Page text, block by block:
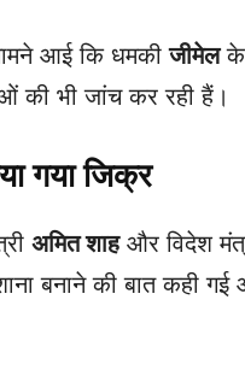
आई कि धमकीजीमेलके
की भी जांच कर रही हैं।
गया जिक्र
अमित शाहऔर विदेश
बनाने की बात कही गई